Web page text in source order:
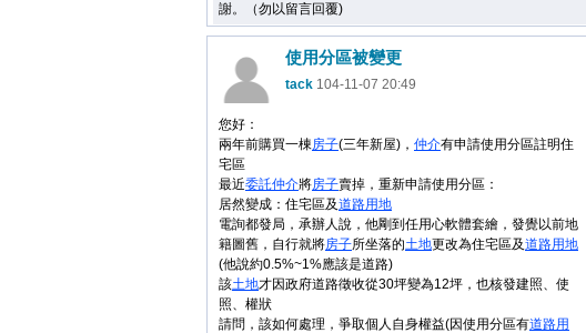
謝。（勿以留言回覆)
使用分區被變更
tack 104-11-07 20:49
您好：
兩年前購買一棟房子(三年新屋)， 仲介有申請使用分區註明住
宅區
最近委託仲介將房子賣掉，重新申請使用分區：
居然變成：住宅區及道路用地
電詢都發局，承辦人說，他剛到任用心軟體套繪，發覺以前地
籍圖舊，自行就將房子所坐落的土地更改為住宅區及道路用地
(他說約0.5%~1%應該是道路)
該土地才因政府道路徵收從30坪變為12坪，也核發建照、使
照、權狀
請問，該如何處理，爭取個人自身權益(因使用分區有道路用